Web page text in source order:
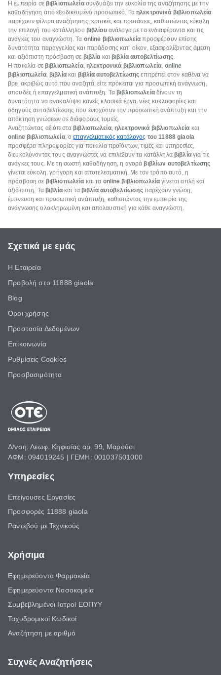
Η εμπειρία σε βιβλιοπωλείασυνδυάζει την ευκολία της αναζήτησης με την
καθοδήγηση από εξειδικευμένο προσωπικό. Ταηλεκτρονικά βιβλιοπωλεία
παρέχουν φίλτρα αναζήτησης, κριτικές και προτάσεις, καθιστώντας εύκολη
την επιλογή του κατάλληλου βιβλίουανάλογα με τα ενδιαφέροντα και τις
ανάγκες του αναγνώστη. Τα online βιβλιοπωλεία προσφέρουν επίσης
δυνατότητα παραγγελίας και παράδοσης κατ’ οίκον, εξασφαλίζοντας άμεση
και αξιόπιστη πρόσβαση σε βιβλία καιβιβλία αυτοβελτίωσης.
Η ποικιλία σε βιβλιοπωλεία, ηλεκτρονικά βιβλιοπωλεία, online
βιβλιοπωλεία, βιβλίακαι βιβλία αυτοβελτίωσης επιτρέπει στον καθένα να
βρει ακριβώς αυτό που αναζητά, είτε πρόκειται για προσωπική ανάγνωση,
σπουδές ή επαγγελματική ανάπτυξη. Ταβιβλιοπωλείαδίνουν τη
δυνατότητα να ανακαλύψει κανείς κλασικά έργα, νέες κυκλοφορίες και
οδηγούς αυτοβελτίωσης που ενισχύουν την προσωπική ανάπτυξη και την
απόκτηση γνώσεων σε διάφορους τομείς.
Αναζητώντας αξιόπισταβιβλιοπωλεία,ηλεκτρονικά βιβλιοπωλεία και
online βιβλιοπωλεία, οεπαγγελματικός κατάλογος του 11888 giaola
προσφέρει πληροφορίες για ποικιλία προϊόντων, τιμές και υπηρεσίες,
διευκολύνοντας τους αναγνώστες να επιλέξουν τα κατάλληλα βιβλίαγια τις
ανάγκες τους. Με τη σωστή καθοδήγηση, η αγοράβιβλίων αυτοβελτίωσης
γίνεται εύκολη, γρήγορη και αποτελεσματική. Με τον τρόπο αυτό, η
πρόσβαση σε βιβλιοπωλεία και τα online βιβλιοπωλεία γίνεται απλή και
αξιόπιστη. Τα βιβλίακαι τα βιβλία αυτοβελτίωσηςπαρέχουν γνώση,
έμπνευση και προσωπική ανάπτυξη, καθιστώντας την εμπειρία της
ανάγνωσης ολοκληρωμένη και απολαυστική για κάθε αναγνώστη.
Σχετικά με εμάς
Η Εταιρεία
Προβολή στο 11888 giaola
Blog
Όροι χρήσης
Προστασία Δεδομένων
Επικοινωνία
Ρυθμίσεις Cookies
Προσβασιμότητα
Δ/νση: Λεωφ. Κηφισίας αρ. 99, Μαρούσι
ΑΦΜ: 094019245 | ΓΕΜΗ: 001037501000
Υπηρεσίες
Επείγουσες Εργασίες
Προσφορές 11888 giaola
Ραντεβού με Τεχνικούς
Χρήσιμα
Εφημερεύοντα Φαρμακεία
Εφημερεύοντα Νοσοκομεία
Συμβεβλημένοι Ιατροί ΕΟΠΥΥ
Ταχυδρομικοί Κωδικοί
Αναζήτηση με αριθμό
Συχνές Αναζητήσεις